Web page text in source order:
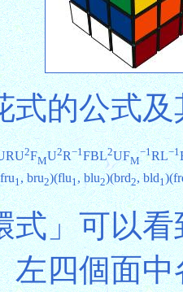
式的公式
2FMU2R−1FBL2UFM
−1RL−1
1, bru2)(flu1, blu2)(brd2, bld1
式」可以
左四個面